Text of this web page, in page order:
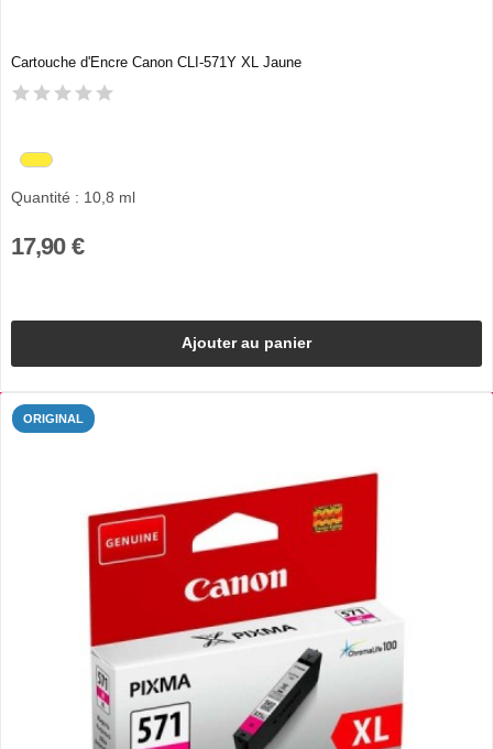
Cartouche d'Encre Canon CLI-571Y XL Jaune
Quantité : 10,8 ml
17,90 €
Ajouter au panier
ORIGINAL